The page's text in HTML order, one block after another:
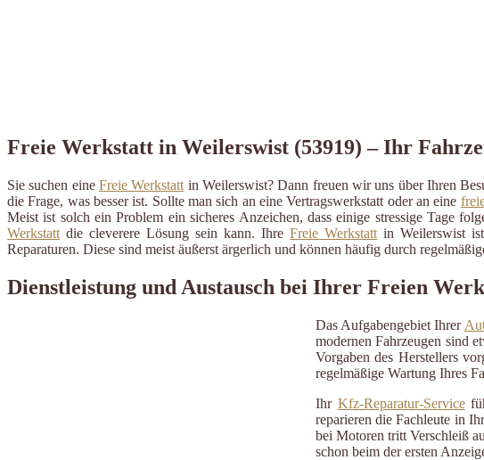
Freie Werkstatt in Weilerswist (53919) – Ihr
Sie suchen eine Freie Werkstatt in Weilerswist? Dann freuen wir uns über Ihren
die Frage, was besser ist. Sollte man sich an eine Vertragswerkstatt oder an eine
Meist ist solch ein Problem ein sicheres Anzeichen, dass einige stressige Tage
Werkstatt die cleverere Lösung sein kann. IhreFreie Werkstatt in Weilerswist
Reparaturen. Diese sind meist äußerst ärgerlich und können häufig durch
Dienstleistung und Austausch bei Ihrer Freien
Das Aufgabengebiet Ihrer
modernen Fahrzeugen sind
Vorgaben des Herstellers
regelmäßige Wartung Ihres
Ihr Kfz-Reparatur-Service
reparieren die Fachleute in
bei Motoren tritt Verschleiß
schon beim der ersten